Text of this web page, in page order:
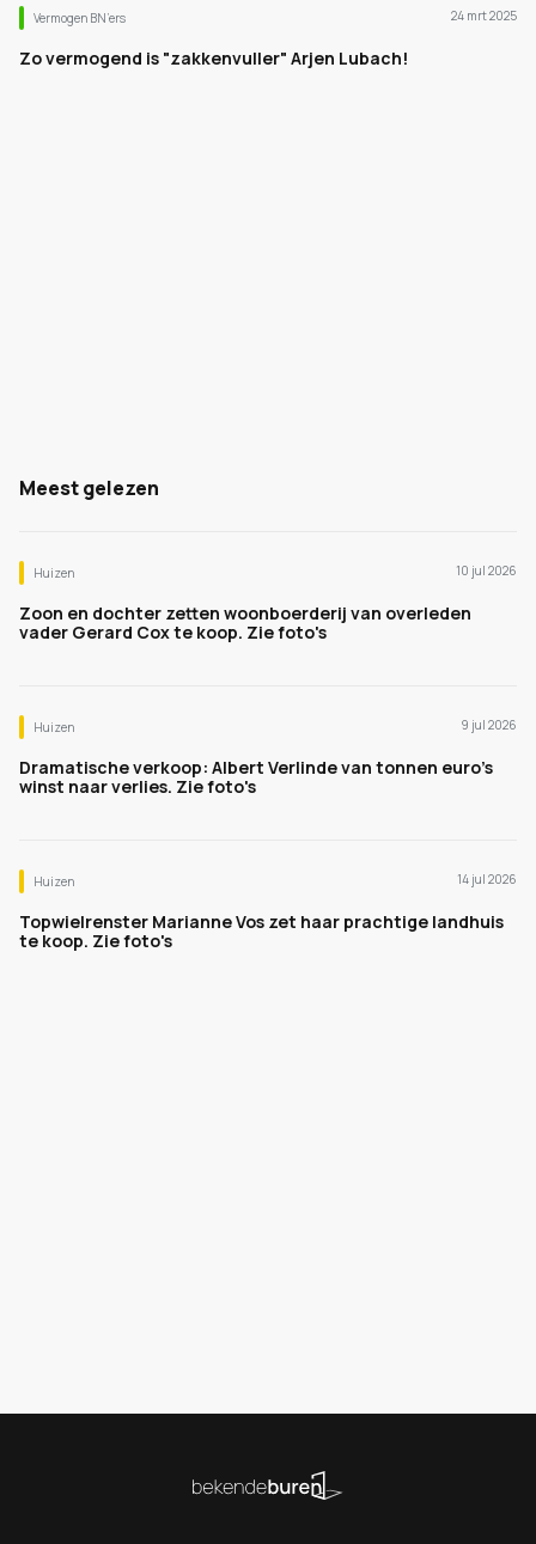
Vermogen BN’ers 24 mrt 2025
Zo vermogend is "zakkenvuller" Arjen Lubach!
Meest gelezen
Huizen 10 jul 2026
Zoon en dochter zetten woonboerderij van overleden
vader Gerard Cox te koop. Zie foto's
Huizen 9 jul 2026
Dramatische verkoop: Albert Verlinde van tonnen euro's
winst naar verlies. Zie foto's
Huizen 14 jul 2026
Topwielrenster Marianne Vos zet haar prachtige landhuis
te koop. Zie foto's